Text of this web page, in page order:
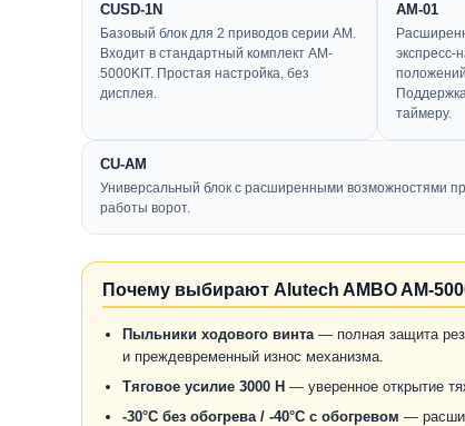
CUSD-1N
Базовый блок для 2 приводов серии AM.
Входит в стандартный комплект AM-
5000KIT. Простая настройка, без
дисплея.
AM-01
экспресс-
таймеру.
CU-AM
Универсальный блок с расширенными возможностями
работы ворот.
Почему выбирают Alutech AMBO AM-
Пыльники ходового винта— полная защита
и преждевременный износ механизма.
Тяговое усилие 3000 Н — уверенное открытие
-30°C без обогрева / -40°C с обогревом —